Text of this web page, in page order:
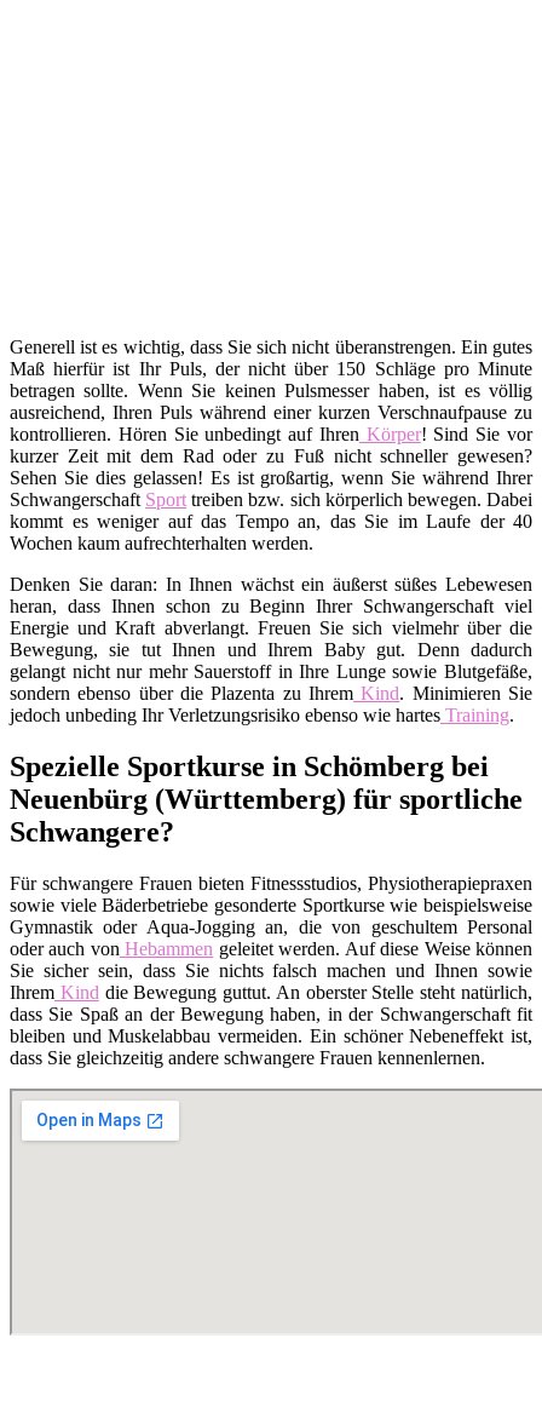
Generell ist es wichtig, dass Sie sich nicht überanstrengen. Ein gutes
Maß hierfür ist Ihr Puls, der nicht über 150 Schläge pro Minute
betragen sollte. Wenn Sie keinen Pulsmesser haben, ist es völlig
ausreichend, Ihren Puls während einer kurzen Verschnaufpause zu
kontrollieren. Hören Sie unbedingt auf Ihren Körper! Sind Sie vor
kurzer Zeit mit dem Rad oder zu Fuß nicht schneller gewesen?
Sehen Sie dies gelassen! Es ist großartig, wenn Sie während Ihrer
Schwangerschaft Sport treiben bzw. sich körperlich bewegen. Dabei
kommt es weniger auf das Tempo an, das Sie im Laufe der 40
Wochen kaum aufrechterhalten werden.
Denken Sie daran: In Ihnen wächst ein äußerst süßes Lebewesen
heran, dass Ihnen schon zu Beginn Ihrer Schwangerschaft viel
Energie und Kraft abverlangt. Freuen Sie sich vielmehr über die
Bewegung, sie tut Ihnen und Ihrem Baby gut. Denn dadurch
gelangt nicht nur mehr Sauerstoff in Ihre Lunge sowie Blutgefäße,
sondern ebenso über die Plazenta zu Ihrem Kind. Minimieren Sie
jedoch unbeding Ihr Verletzungsrisiko ebenso wie hartes Training.
Spezielle Sportkurse in Schömberg bei
Neuenbürg (Württemberg) für sportliche
Schwangere?
Für schwangere Frauen bieten Fitnessstudios, Physiotherapiepraxen
sowie viele Bäderbetriebe gesonderte Sportkurse wie beispielsweise
Gymnastik oder Aqua-Jogging an, die von geschultem Personal
oder auch von Hebammen geleitet werden. Auf diese Weise können
Sie sicher sein, dass Sie nichts falsch machen und Ihnen sowie
Ihrem Kind die Bewegung guttut. An oberster Stelle steht natürlich,
dass Sie Spaß an der Bewegung haben, in der Schwangerschaft fit
bleiben und Muskelabbau vermeiden. Ein schöner Nebeneffekt ist,
dass Sie gleichzeitig andere schwangere Frauen kennenlernen.